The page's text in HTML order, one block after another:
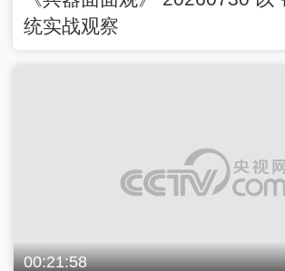
统实战观察
00:21:58